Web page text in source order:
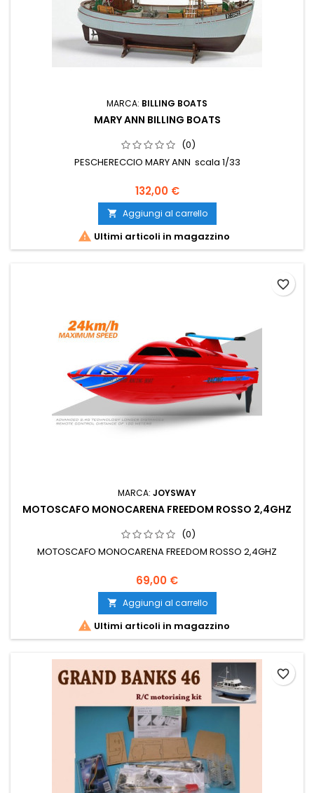
MARCA: BILLING BOATS
MARY ANN BILLING BOATS
(0)
PESCHERECCIO MARY ANN scala 1/33
132,00 €
 Aggiungi al carrello
 Ultimi articoli in magazzino
MARCA: JOYSWAY
MOTOSCAFO MONOCARENA FREEDOM ROSSO 2,4GHZ
(0)
MOTOSCAFO MONOCARENA FREEDOM ROSSO 2,4GHZ
69,00 €
 Aggiungi al carrello
 Ultimi articoli in magazzino
favorite_border
favorite_border